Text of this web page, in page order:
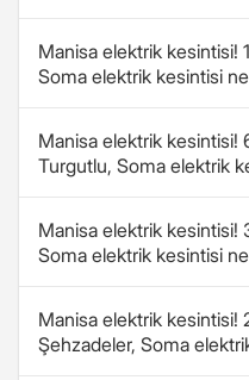
Manisa elektrik kesintisi!
Soma elektrik kesintisi
Manisa elektrik kesintisi!
Turgutlu, Soma elektrik
Manisa elektrik kesintisi!
Soma elektrik kesintisi
Manisa elektrik kesintisi!
Şehzadeler, Soma